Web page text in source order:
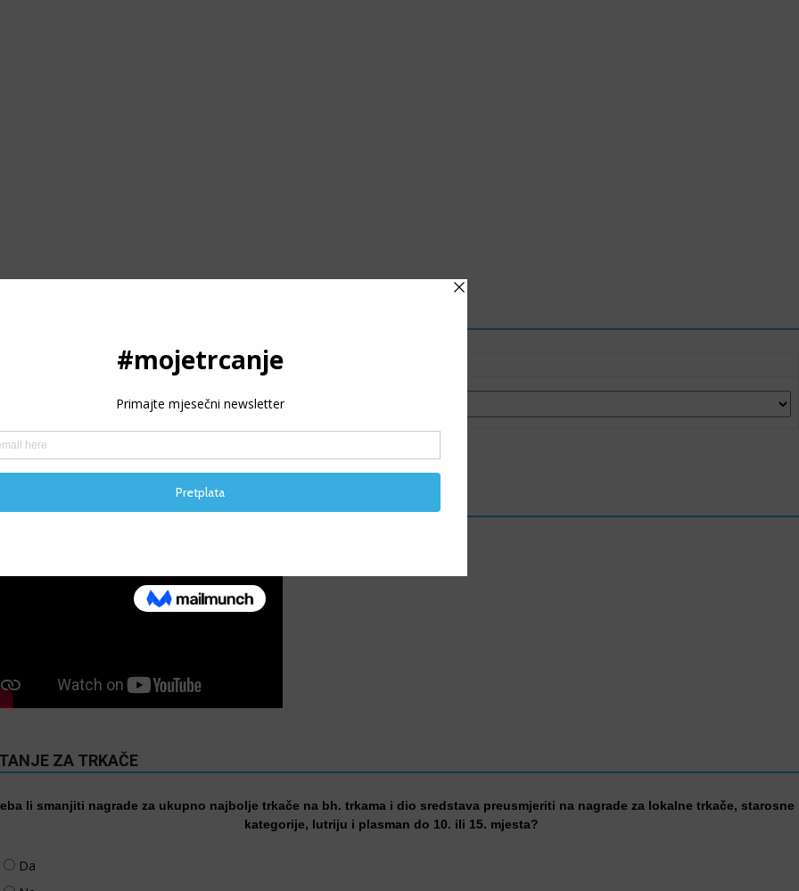
trčanje - trcanje.net
ZA TRKAČE
li smanjiti nagrade za ukupno najbolje trkače na bh. trkama i dio sredstava preusmjeriti na nagrade za lokalne trkače, starosne
kategorije, lutriju i plasman do 10. ili 15. mjesta?
Da